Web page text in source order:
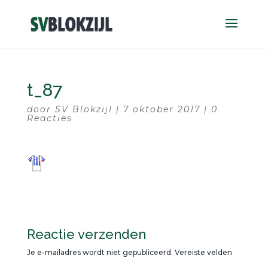
t_87
door SV Blokzijl | 7 oktober 2017 | 0
Reacties
Reactie verzenden
Je e-mailadres wordt niet gepubliceerd. Vereiste velden